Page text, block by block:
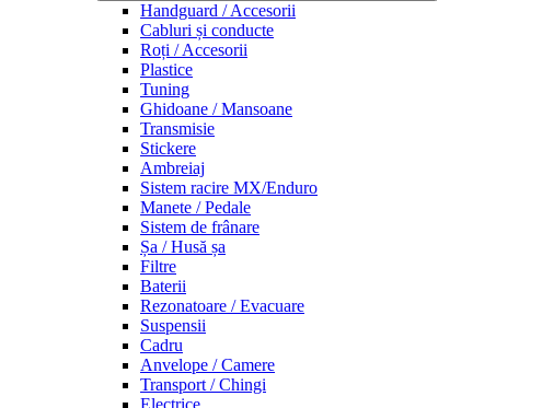
Handguard / Accesorii
Cabluri și conducte
Roți / Accesorii
Plastice
Tuning
Ghidoane / Mansoane
Transmisie
Stickere
Ambreiaj
Sistem racire MX/Enduro
Manete / Pedale
Sistem de frânare
Șa / Husă șa
Filtre
Baterii
Rezonatoare / Evacuare
Suspensii
Cadru
Anvelope / Camere
Transport / Chingi
Electrice